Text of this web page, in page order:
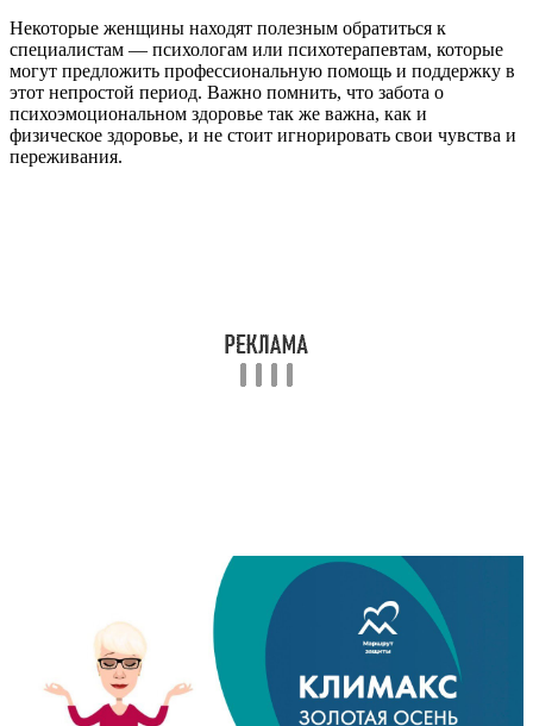
Некоторые женщины находят полезным обратиться к
специалистам — психологам или психотерапевтам, которые
могут предложить профессиональную помощь и поддержку в
этот непростой период. Важно помнить, что забота о
психоэмоциональном здоровье так же важна, как и
физическое здоровье, и не стоит игнорировать свои чувства и
переживания.